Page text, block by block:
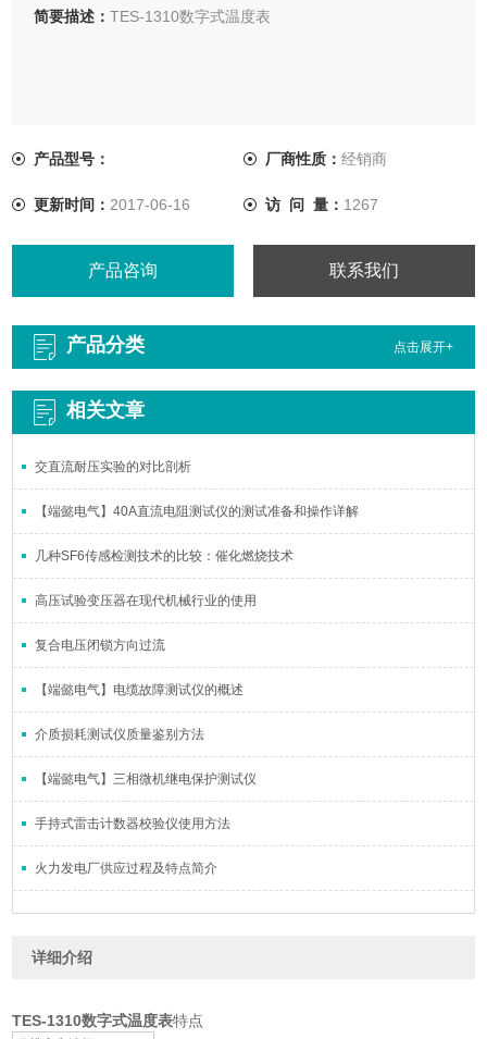
简要描述：TES-1310数字式温度表
产品型号： 厂商性质： 经销商
更新时间： 2017-06-16 访 问 量： 1267
产品咨询 联系我们
产品分类 点击展开+
相关文章
交直流耐压实验的对比剖析
【端懿电气】40A直流电阻测试仪的测试准备和操作详解
几种SF6传感检测技术的比较：催化燃烧技术
高压试验变压器在现代机械行业的使用
复合电压闭锁方向过流
【端懿电气】电缆故障测试仪的概述
介质损耗测试仪质量鉴别方法
【端懿电气】三相微机继电保护测试仪
手持式雷击计数器校验仪使用方法
火力发电厂供应过程及特点简介
详细介绍
TES-1310数字式温度表特点